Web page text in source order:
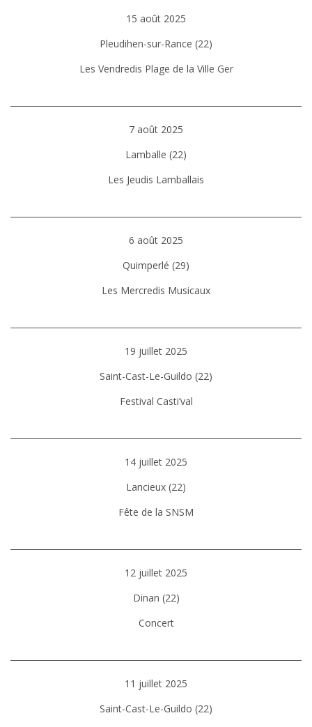
15 août 2025
Pleudihen-sur-Rance (22)
Les Vendredis Plage de la Ville Ger
7 août 2025
Lamballe (22)
Les Jeudis Lamballais
6 août 2025
Quimperlé (29)
Les Mercredis Musicaux
19 juillet 2025
Saint-Cast-Le-Guildo (22)
Festival Casti’val
14 juillet 2025
Lancieux (22)
Fête de la SNSM
12 juillet 2025
Dinan (22)
Concert
11 juillet 2025
Saint-Cast-Le-Guildo (22)